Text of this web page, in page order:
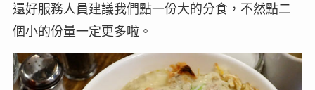
還好服務人員建議我們點一份大的分食，不然點二
個小的份量一定更多啦。